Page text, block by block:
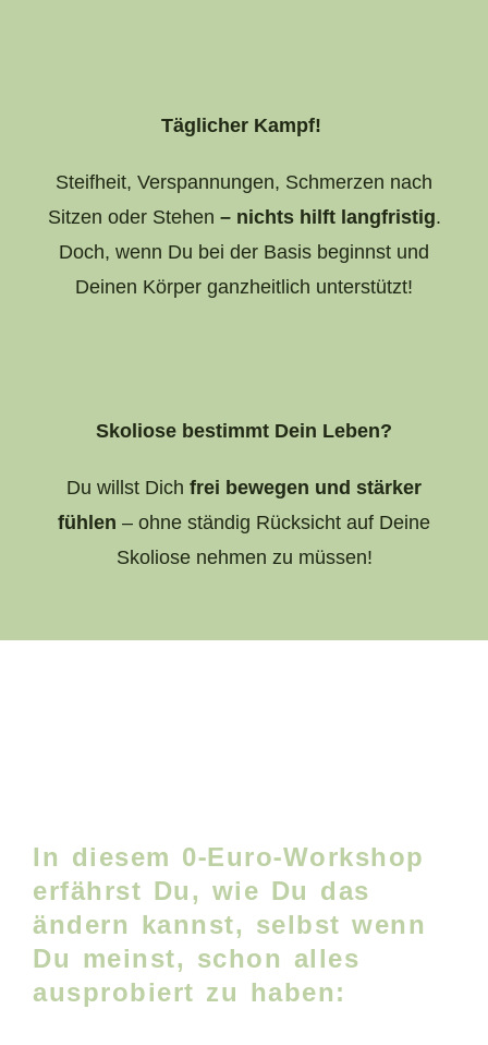
Täglicher Kampf!
Steifheit, Verspannungen, Schmerzen nach
Sitzen oder Stehen – nichts hilft langfristig.
Doch, wenn Du bei der Basis beginnst und
Deinen Körper ganzheitlich unterstützt!
Skoliose bestimmt Dein Leben?
Du willst Dich frei bewegen und stärker
fühlen – ohne ständig Rücksicht auf Deine
Skoliose nehmen zu müssen!
In diesem 0-Euro-Workshop
erfährst Du, wie Du das
ändern kannst, selbst wenn
Du meinst, schon alles
ausprobiert zu haben: